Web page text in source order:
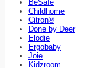
BeSafe
Childhome
Citron®
Done by Deer
Elodie
Ergobaby
Joie
Kidzroom